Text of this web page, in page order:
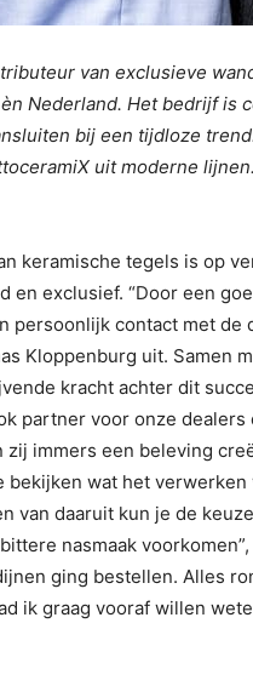
van exclusieve
Nederland. Het bedrijf is
bij een tijdloze
uit moderne
keramische tegels is op
en exclusief. “Door een
persoonlijk contact met de
Kloppenburg uit. Samen
kracht achter dit
partner voor onze
zij immers een beleving
bekijken wat het
van daaruit kun je de
nasmaak
ging bestellen. Alles
ik graag vooraf willen